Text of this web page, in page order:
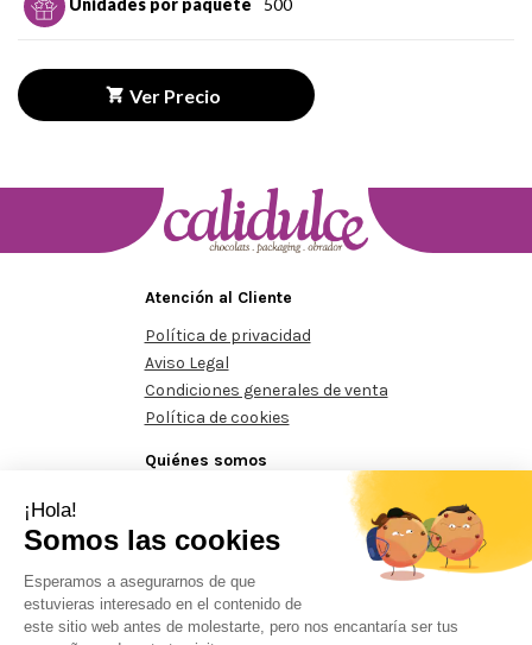
Unidades por paquete 500
Ver Precio
Atención al Cliente
Política de privacidad
Aviso Legal
Condiciones generales de venta
Política de cookies
Quiénes somos
Contacte con nosotros
de 125€ Pedidos mínimos de 125€ Pedidos mínimos de
Prohibida la reproducción total o parcial del contenido aparecido en este sitio
web, sin el expreso consentimiento del propietario.